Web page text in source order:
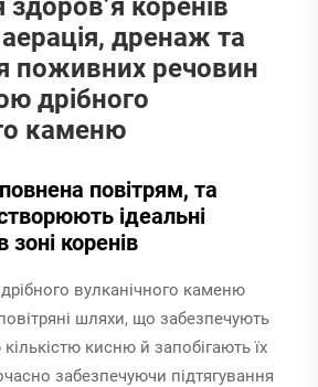
здоров’я коренів
дренаж та
поживних речовин
дрібного
каменю
повітрям, та
ідеальні
зоні коренів
вулканічного каменю
шляхи, що забезпечують
кисню й запобігають їх
забезпечуючи підтягування